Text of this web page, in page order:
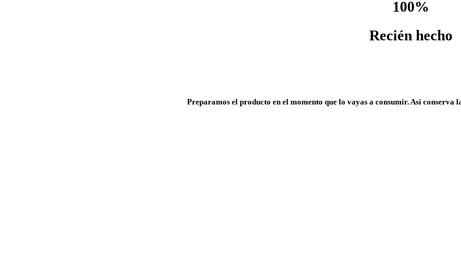
100%
Recién hecho
Preparamos el producto en el momento que lo vayas a consumir. Así conserva